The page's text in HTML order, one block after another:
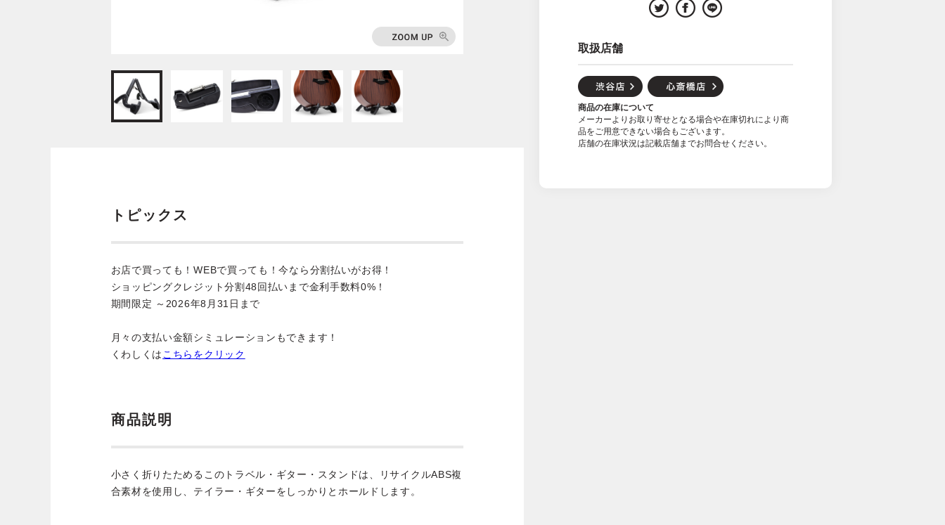
取扱店舗
商品の在庫について
メーカーよりお取り寄せとなる場合や在庫切れにより商
品をご用意できない場合もございます。
店舗の在庫状況は記載店舗までお問合せください。
トピックス
お店で買っても！WEBで買っても！今なら分割払いがお得！
ショッピングクレジット分割48回払いまで金利手数料0%！
期間限定 ～2026年8月31日まで
月々の支払い金額シミュレーションもできます！
くわしくは こちらをクリック
商品説明
小さく折りたためるこのトラベル・ギター・スタンドは、リサイクルABS複
合素材を使用し、テイラー・ギターをしっかりとホールドします。